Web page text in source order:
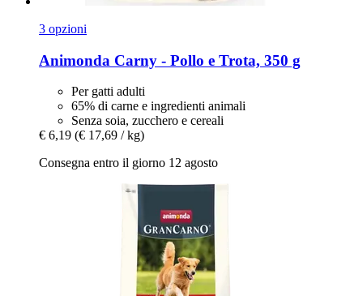
3 opzioni
Animonda Carny -​ Pollo e Trota, 350 g
Per gatti adulti
65% di carne e ingredienti animali
Senza soia, zucchero e cereali
€ 6,19 (€ 17,69 / kg)
Consegna entro il giorno 12 agosto